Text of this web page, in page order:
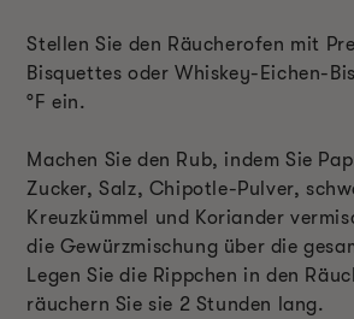
Stellen Sie den Räucherofen mit
Bisquettes oder Whiskey-Eichen-
°F ein.
Machen Sie den Rub, indem Sie
Zucker, Salz, Chipotle-Pulver,
Kreuzkümmel und Koriander
die Gewürzmischung über die
Legen Sie die Rippchen in den
räuchern Sie sie 2 Stunden lang.